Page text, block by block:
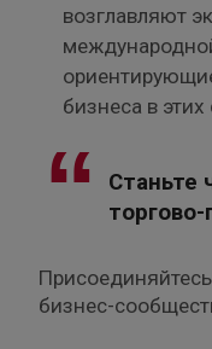
возглавляют
бизнеса в этих
Станьте
бизнес-